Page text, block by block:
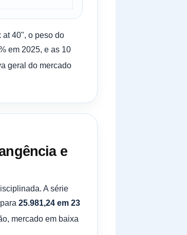
40", o peso do
em 2025, e as 10
geral do mercado
e
A série
25.981,24 em 23
mercado em baixa